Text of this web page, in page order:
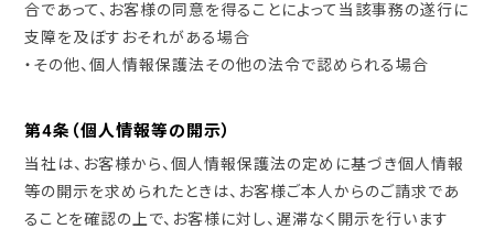
合であって、お客様の同意を得ることによって当該事務の遂行に
支障を及ぼすおそれがある場合
・その他、個人情報保護法その他の法令で認められる場合
第4条（個人情報等の開示）
当社は、お客様から、個人情報保護法の定めに基づき個人情報
等の開示を求められたときは、お客様ご本人からのご請求であ
ることを確認の上で、お客様に対し、遅滞なく開示を行います